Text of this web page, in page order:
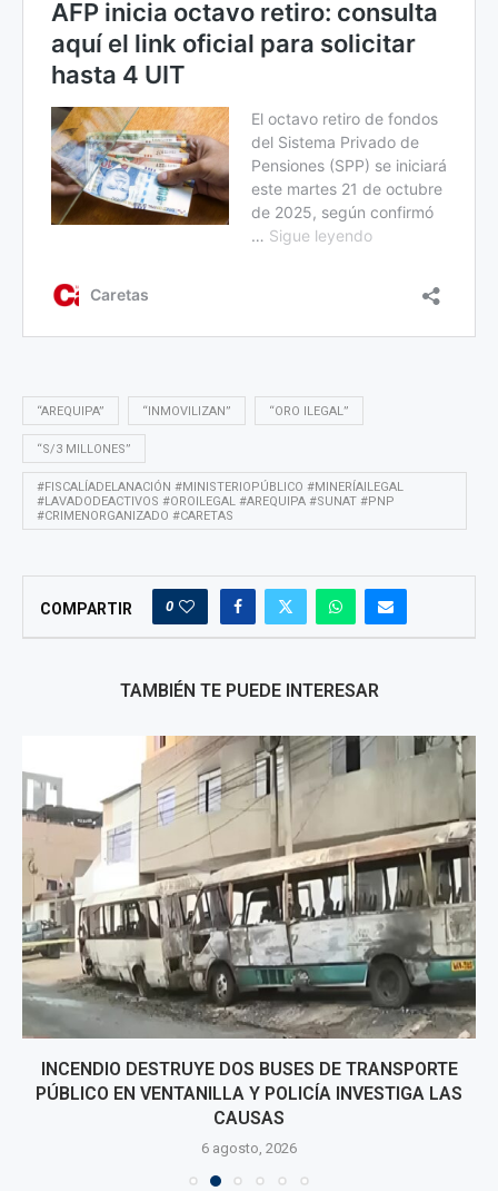
“AREQUIPA” “INMOVILIZAN” “ORO ILEGAL”
“S/3 MILLONES”
#FISCALÍADELANACIÓN #MINISTERIOPÚBLICO #MINERÍAILEGAL
#LAVADODEACTIVOS #OROILEGAL #AREQUIPA #SUNAT #PNP
#CRIMENORGANIZADO #CARETAS
COMPARTIR 0
TAMBIÉN TE PUEDE INTERESAR
INCENDIO DESTRUYE DOS BUSES DE TRANSPORTE
PÚBLICO EN VENTANILLA Y POLICÍA INVESTIGA LAS
CAUSAS
6 agosto, 2026